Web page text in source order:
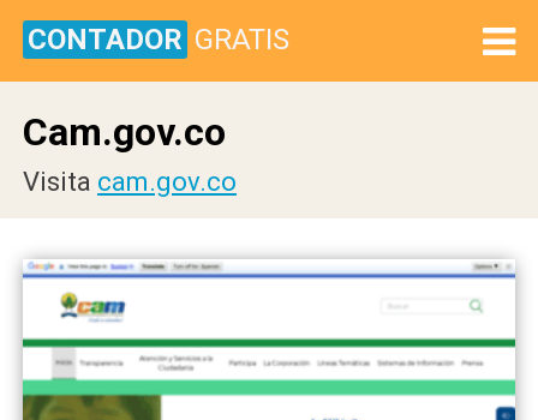
CONTADOR GRATIS
Cam.gov.co
Visita cam.gov.co